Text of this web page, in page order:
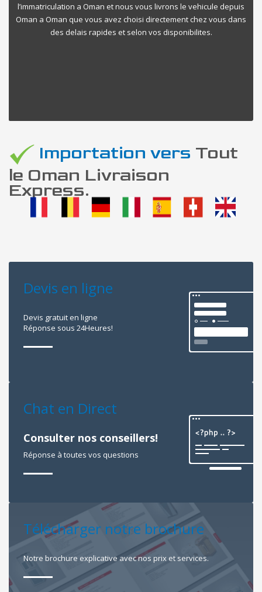
l’immatriculation a Oman et nous vous livrons le vehicule depuis
Oman a Oman que vous avez choisi directement chez vous dans
des delais rapides et selon vos disponibilites.
Importation vers Tout
le Oman Livraison
Express.
Devis en ligne
Devis gratuit en ligne
Réponse sous 24Heures!
Chat en Direct
Consulter nos conseillers!
Réponse à toutes vos questions
Télécharger notre brochure
Notre brochure explicative avec nos prix et services.